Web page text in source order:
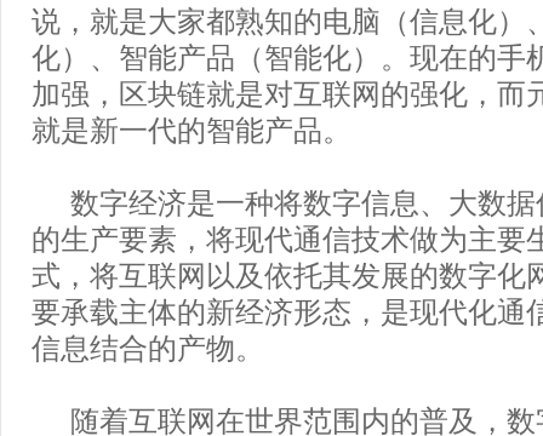
说，就是大家都熟知的电脑（信息化）
化）、智能产品（智能化）。现在的手
加强，区块链就是对互联网的强化，而
就是新一代的智能产品。
数字经济是一种将数字信息、大数
的生产要素，将现代通信技术做为主要
式，将互联网以及依托其发展的数字化
要承载主体的新经济形态，是现代化通
信息结合的产物。
随着互联网在世界范围内的普及，